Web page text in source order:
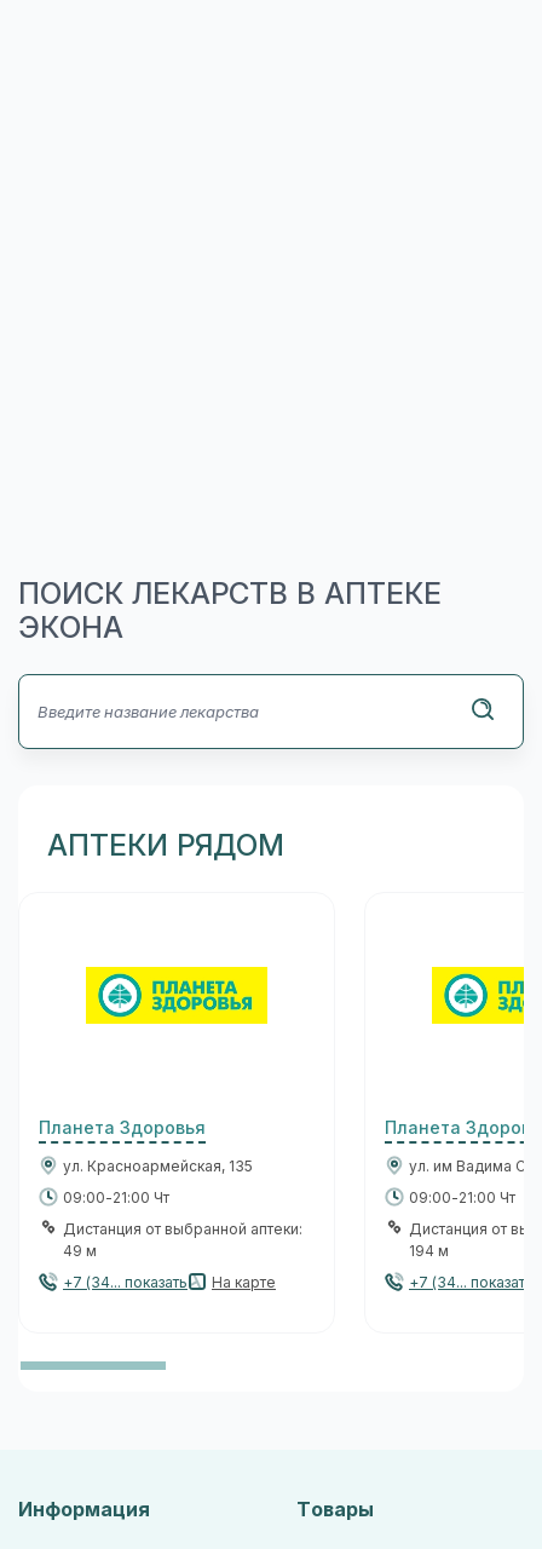
ПОИСК ЛЕКАРСТВ В АПТЕКЕ
ЭКОНА
АПТЕКИ РЯДОМ
Планета Здоровья
ул. Красноармейская, 135
09:00-21:00 Чт
Дистанция от выбранной аптеки:
49 м
+7 (34... показать
На карте
Планета
ул. им Вадима
09:00-21:00 Чт
Дистанция от
194 м
+7 (34... показать
Информация Товары